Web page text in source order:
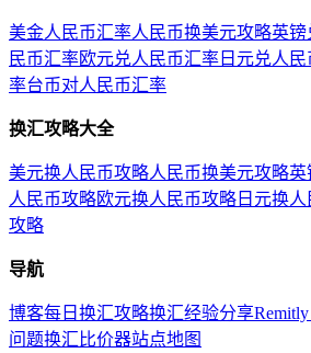
美金人民币汇率人民币换美元攻略英镑
民币汇率欧元兑人民币汇率 日元兑人
率台币对人民币汇率
换汇攻略大全
美元换人民币攻略人民币换美元攻略英
人民币攻略欧元换人民币攻略 日元换
攻略
导航
博客每日换汇攻略换汇经验分享
问题换汇比价器站点地图